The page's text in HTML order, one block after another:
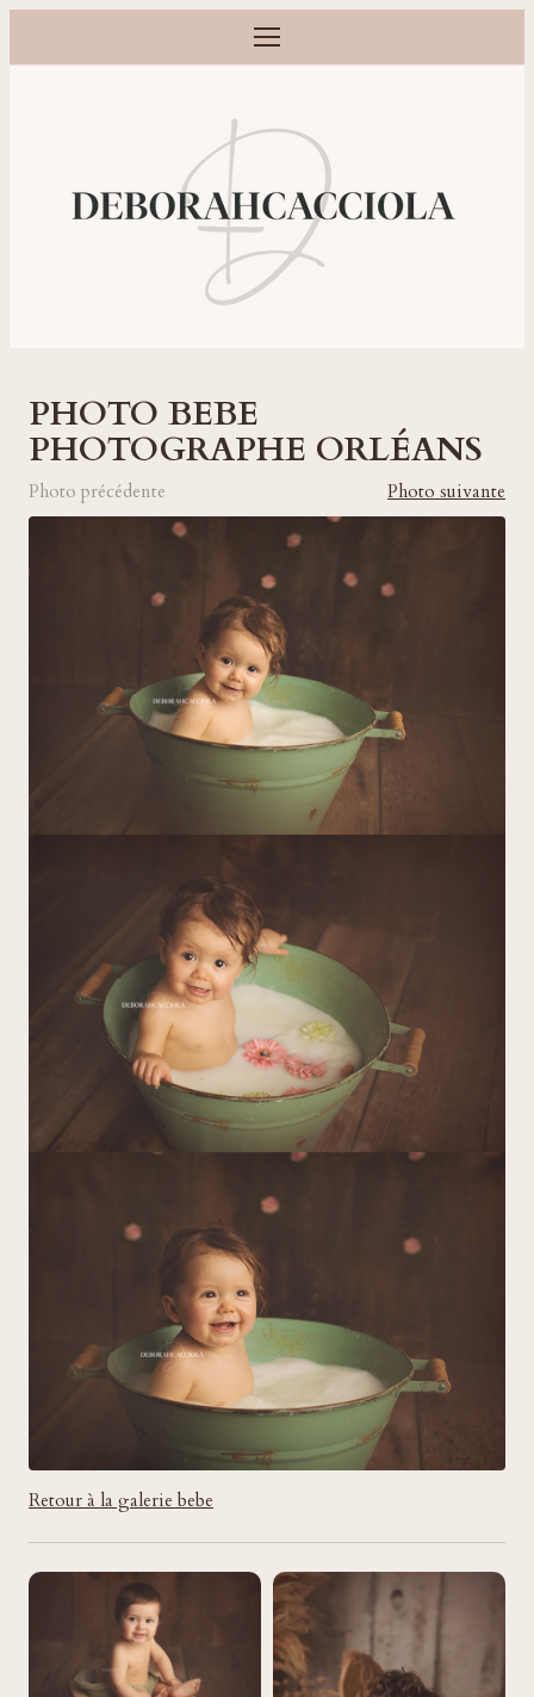
Ouvrir le menu
Photographe grossesse, naissance, bébé et famille à Orléans
PHOTO BEBE
PHOTOGRAPHE ORLÉANS
Photo précédente Photo suivante
Retour à la galerie bebe